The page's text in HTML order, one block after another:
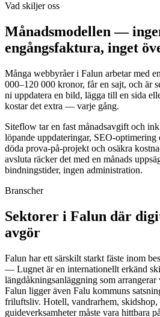
Vad skiljer oss
Månadsmodellen —
engångsfaktura, inget
Många webbyråer i Falun arbetar med
000–120 000 kronor, får en sajt, och är
ni uppdatera en bild, lägga till en sida
kostar det extra — varje gång.
Siteflow tar en fast månadsavgift och
löpande uppdateringar, SEO-
döda prova-på-projekt och osäkra
avsluta räcker det med en månads
bindningstider, ingen administration.
Branscher
Sektorer i Falun där
avgör
Falun har ett särskilt starkt fäste inom
— Lugnet är en internationellt erkänd
längdåkningsanläggning som
Falun ligger även Falu kommuns
friluftsliv. Hotell, vandrarhem, skidshop,
guideverksamheter måste vara hittbara